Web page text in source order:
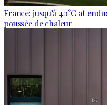
France: jusqu’à 40°C
poussée de chaleur